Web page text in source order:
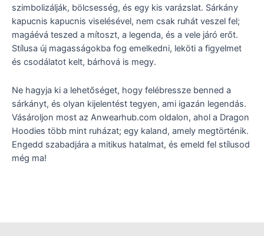
szimbolizálják, bölcsesség, és egy kis varázslat. Sárkány
kapucnis kapucnis viselésével, nem csak ruhát veszel fel;
magáévá teszed a mítoszt, a legenda, és a vele járó erőt.
Stílusa új magasságokba fog emelkedni, leköti a figyelmet
és csodálatot kelt, bárhová is megy.
Ne hagyja ki a lehetőséget, hogy felébressze benned a
sárkányt, és olyan kijelentést tegyen, ami igazán legendás.
Vásároljon most az Anwearhub.com oldalon, ahol a Dragon
Hoodies több mint ruházat; egy kaland, amely megtörténik.
Engedd szabadjára a mitikus hatalmat, és emeld fel stílusod
még ma!